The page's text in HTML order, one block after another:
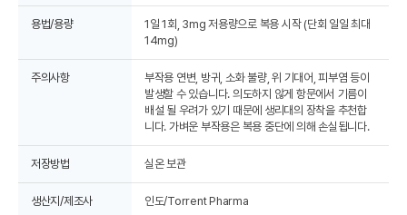
용법/용량
1일 1회, 3mg 저용량으로 복용 시작 (단회 일일 최대
14mg)
주의사항
부작용 연변, 방귀, 소화 불량, 위 기대어, 피부염 등이
발생할 수 있습니다. 의도하지 않게 항문에서 기름이
배설 될 우려가 있기 때문에 생리대의 장착을 추천합
니다. 가벼운 부작용은 복용 중단에 의해 손실됩니다.
저장방법 실온 보관
생산지/제조사 인도/Torrent Pharma